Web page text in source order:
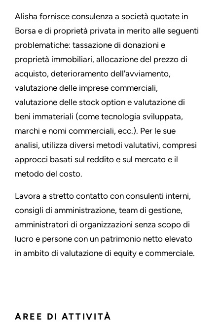
Alisha fornisce consulenza a società quotate in
Borsa e di proprietà privata in merito alle seguenti
problematiche: tassazione di donazioni e
proprietà immobiliari, allocazione del prezzo di
acquisto, deterioramento dell'avviamento,
valutazione delle imprese commerciali,
valutazione delle stock option e valutazione di
beni immateriali (come tecnologia sviluppata,
marchi e nomi commerciali, ecc.). Per le sue
analisi, utilizza diversi metodi valutativi, compresi
approcci basati sul reddito e sul mercato e il
metodo del costo.
Lavora a stretto contatto con consulenti interni,
consigli di amministrazione, team di gestione,
amministratori di organizzazioni senza scopo di
lucro e persone con un patrimonio netto elevato
in ambito di valutazione di equity e commerciale.
AREE DI ATTIVITÀ